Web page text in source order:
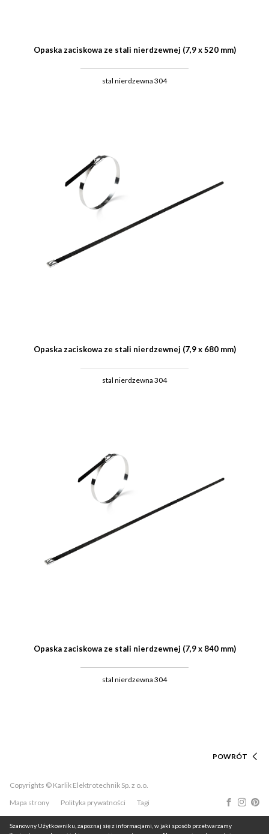
Szanowny Użytkowniku, zapoznaj się z informacjami, w jaki sposób przetwarzamy
Opaska zaciskowa ze stali nierdzewnej (7,9 x 520 mm)
stal nierdzewna 304
Opaska zaciskowa ze stali nierdzewnej (7,9 x 680 mm)
stal nierdzewna 304
Opaska zaciskowa ze stali nierdzewnej (7,9 x 840 mm)
stal nierdzewna 304
POWRÓT
Copyrights © Karlik Elektrotechnik Sp. z o.o.
Mapa strony
Polityka prywatności Tagi